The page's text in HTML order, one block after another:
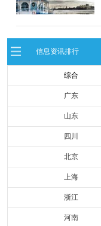
信息资讯排行
综合
广东
山东
四川
北京
上海
浙江
河南